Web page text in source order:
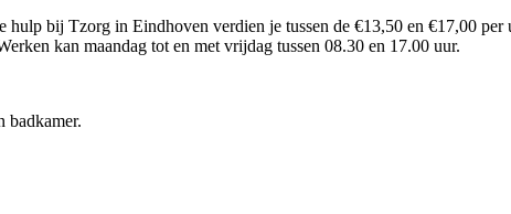
bij Tzorg in Eindhoven verdien je tussen de €13,50 en €17,00
kan maandag tot en met vrijdag tussen 08.30 en 17.00 uur.
badkamer.